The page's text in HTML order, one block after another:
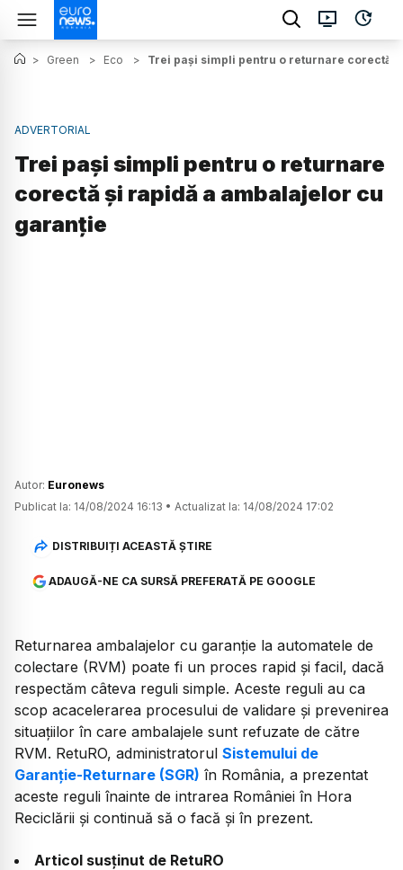
> Green > Eco > Trei pași simpli pentru o returnare corectă
ADVERTORIAL
Trei pași simpli pentru o returnare
corectă și rapidă a ambalajelor cu
garanție
Autor: Euronews
Publicat la: 14/08/2024 16:13 • Actualizat la: 14/08/2024 17:02
DISTRIBUIȚI ACEASTĂ ȘTIRE
ADAUGĂ-NE CA SURSĂ PREFERATĂ PE GOOGLE
Returnarea ambalajelor cu garanție la automatele de
colectare (RVM) poate fi un proces rapid și facil, dacă
respectăm câteva reguli simple. Aceste reguli au ca
scop acacelerarea procesului de validare și prevenirea
situațiilor în care ambalajele sunt refuzate de către
RVM. RetuRO, administratorul Sistemului de
Garanție-Returnare (SGR) în România, a prezentat
aceste reguli înainte de intrarea României în Hora
Reciclării și continuă să o facă și în prezent.
Articol susținut de RetuRO